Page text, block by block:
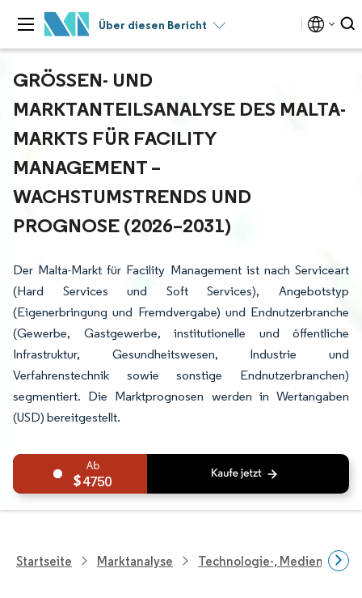
Über diesen Bericht
GRÖSSEN- UND M
ARKTANTEILSANALYSE DES MALTA-M
ARKTS FÜR FACILITY M
ANAGEMENT – W
ACHSTUMSTRENDS UND P
ROGNOSE (2026–2031)
Der Malta-Markt für Facility Management ist nach Serviceart
(Hard Services und Soft Services), Angebotstyp
(Eigenerbringung und Fremdvergabe) und Endnutzerbranche
(Gewerbe, Gastgewerbe, institutionelle und öffentliche
Infrastruktur, Gesundheitswesen, Industrie und
Verfahrenstechnik sowie sonstige Endnutzerbranchen)
segmentiert. Die Marktprognosen werden in Wertangaben
(USD) bereitgestellt.
4750
Startseite Marktanalyse Technologie-, Medien- Und